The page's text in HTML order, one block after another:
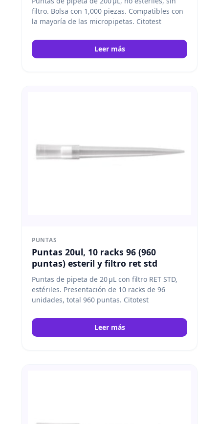
filtro. Bolsa con 1,000 piezas. Compatibles con
la mayoría de las micropipetas. Citotest
Leer más
PUNTAS
Puntas 20ul, 10 racks 96 (960
puntas) esteril y filtro ret std
Puntas de pipeta de 20 μL con filtro RET STD,
estériles. Presentación de 10 racks de 96
unidades, total 960 puntas. Citotest
Leer más